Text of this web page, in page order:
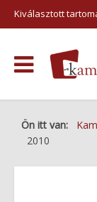
Kiválasztott
Ön itt van:
2010